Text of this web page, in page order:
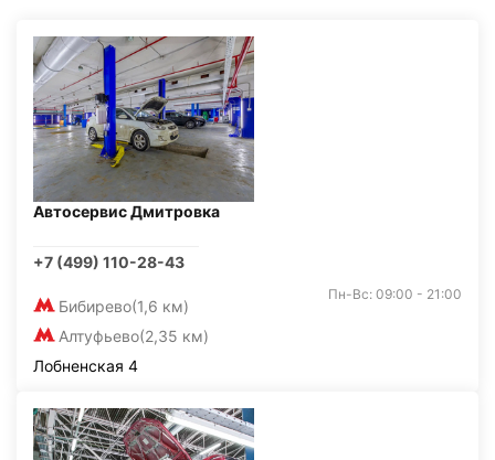
Автосервис Дмитровка
+7 (499) 110-28-43
Бибирево(1,6 км)
Алтуфьево(2,35 км)
Пн-Вс: 09:00 - 21:00
Лобненская 4